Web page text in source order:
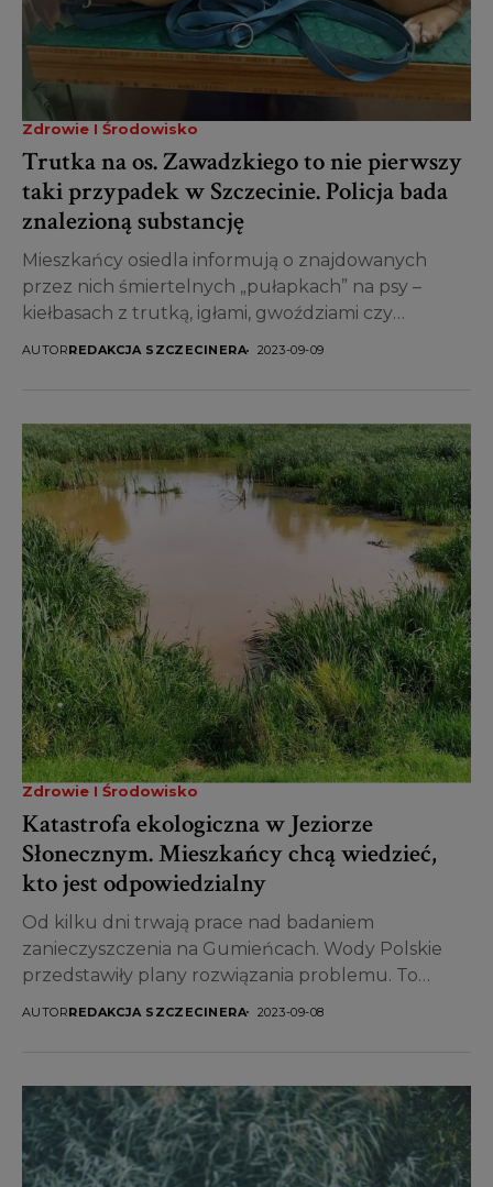
Zdrowie I Środowisko
Trutka na os. Zawadzkiego to nie pierwszy
taki przypadek w Szczecinie. Policja bada
znalezioną substancję
Mieszkańcy osiedla informują o znajdowanych
przez nich śmiertelnych „pułapkach” na psy –
kiełbasach z trutką, igłami, gwoździami czy
AUTORREDAKCJA SZCZECINERA 2023-09-09
Zdrowie I Środowisko
Katastrofa ekologiczna w Jeziorze
Słonecznym. Mieszkańcy chcą wiedzieć,
kto jest odpowiedzialny
Od kilku dni trwają prace nad badaniem
zanieczyszczenia na Gumieńcach. Wody Polskie
przedstawiły plany rozwiązania problemu. To
AUTORREDAKCJA SZCZECINERA 2023-09-08